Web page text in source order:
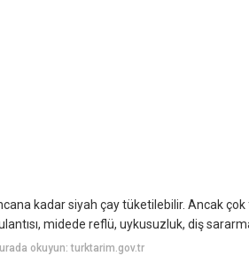
kadar siyah çay tüketilebilir. Ancak
midede reflü, uykusuzluk, diş
okuyun: turktarim.gov.tr